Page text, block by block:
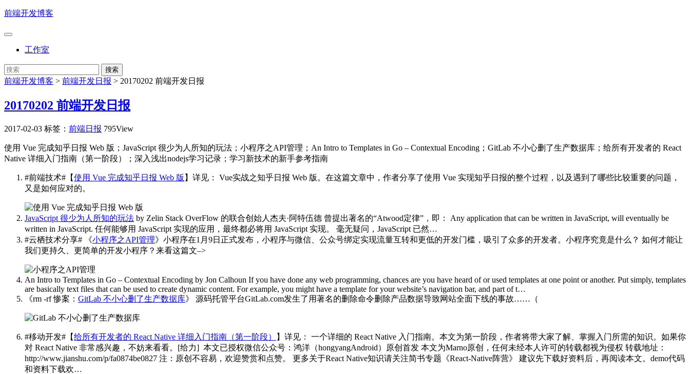
前端开发博客
工作室
前端开发博客 > 前端开发日报 > 20170202 前端开发日报
20170202 前端开发日报
2017-02-03 标签： 前端日报 795View
使用 Vue 完成知乎日报 Web 版；JavaScript 很少为人所知的玩法；小程序之API管理；An Intro to Templates in Go – Contextual Encoding；GitLab 不小心删了生产数据库；给所有开发者的 React
Native 详细入门指南（第一阶段）；深入浅出nodejs学习记录；学习新技术的新手参考指南
#前端技术#【使用 Vue 完成知乎日报 Web 版 】详见：
Vue实战之知乎日报 Web 版。在这篇文章中，作者分享了使用 Vue 实现知乎日报的整个过程，以及遇到了哪些比较重要的问题，
又是如何应对的。 ​​​
JavaScript 很少为人所知的玩法 by Zelin Stack OverFlow 的联合创始人杰夫·阿特伍德 曾提出著名的“Atwood定律”，即： Any application that can be written in JavaScript, will eventually be
written in JavaScript. 任何能够用 JavaScript 实现的应用，最终都必将用 JavaScript 实现。 毫无疑问，JavaScript 已然…
#云栖技术分享# 《小程序之API管理》小程序在1月9日正式发布，小程序与微信、公众号绑定实现流量互转和更低的开发门槛，吸引了众多的开发者。小程序究竟是什么？ 如何才能让
我们更持久、更简单的开发小程序？来看这篇文–>
An Intro to Templates in Go – Contextual Encoding by Jon Calhoun If you have done any web programming, chances are you have heard of or used templates at one point or another. Put simply, templates
are basically text files that can be used to create dynamic content. For example, you might have a template for your website’s navigation bar, and part of t…
《rm -rf 惨案： GitLab 不小心删了生产数据库》 源码托管平台GitLab.com发生了用著名的删除命令删除产品数据导致网站全面下线的事故……（
#移动开发#【给所有开发者的 React Native 详细入门指南（第一阶段） 】详见：
一个详细的 React Native 入门指南。本文为第一阶段，作者将带大家了解、掌握入门所需的知识。如果你
对 React Native 非常感兴趣，不妨来看看。[给力] ​​​ 本文已授权微信公众号：鸿洋（hongyangAndroid）原创首发 本文为Marno原创，任何未经本人许可的转载都视为侵权 转载地址：
http://www.jianshu.com/p/fa0874be0827 注：原创不容易，欢迎赞赏和点赞。 更多关于React Native知识请关注简书专题《React-Native阵营》 建议先下载好资料后，再阅读本文。demo代码
和资料下载欢…